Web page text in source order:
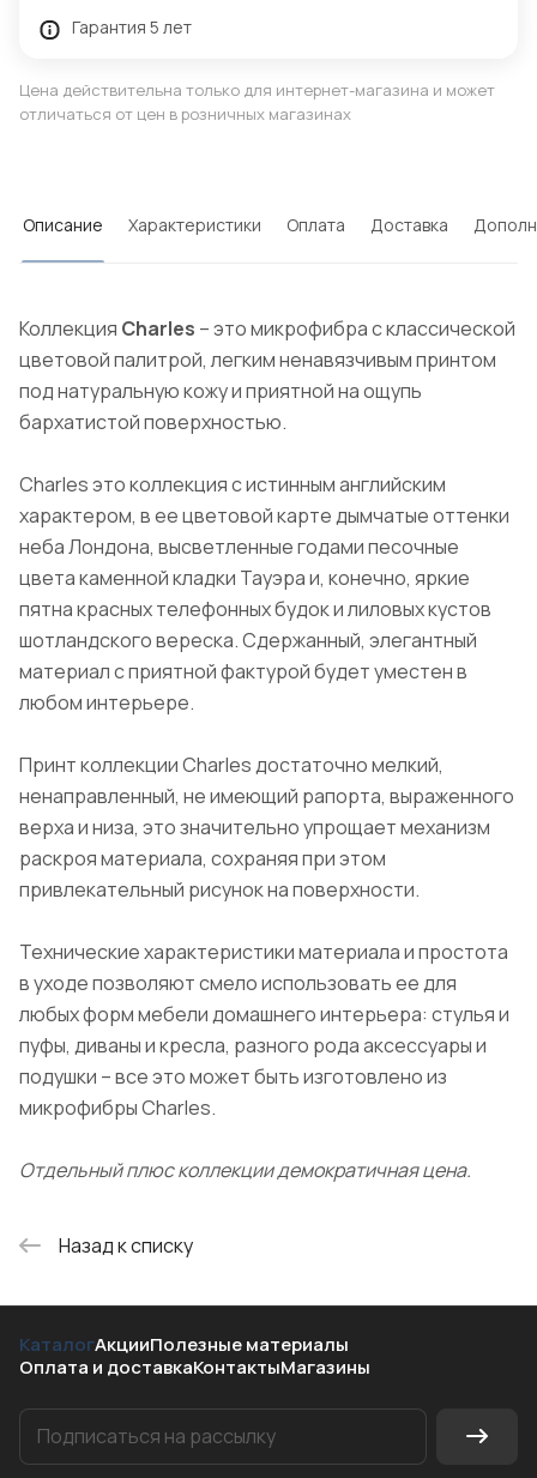
Гарантия 5 лет
Цена действительна только для интернет-магазина и может
отличаться от цен в розничных магазинах
Описание Характеристики Оплата Доставка
Коллекция Charles – это микрофибра с классической
цветовой палитрой, легким ненавязчивым принтом
под натуральную кожу и приятной на ощупь
бархатистой поверхностью.
Charles это коллекция с истинным английским
характером, в ее цветовой карте дымчатые оттенки
неба Лондона, высветленные годами песочные
цвета каменной кладки Тауэра и, конечно, яркие
пятна красных телефонных будок и лиловых кустов
шотландского вереска. Сдержанный, элегантный
материал с приятной фактурой будет уместен в
любом интерьере.
Принт коллекции Charles достаточно мелкий,
ненаправленный, не имеющий рапорта, выраженного
верха и низа, это значительно упрощает механизм
раскроя материала, сохраняя при этом
привлекательный рисунок на поверхности.
Технические характеристики материала и простота
в уходе позволяют смело использовать ее для
любых форм мебели домашнего интерьера: стулья и
пуфы, диваны и кресла, разного рода аксессуары и
подушки – все это может быть изготовлено из
микрофибры Charles.
Отдельный плюс коллекции демократичная цена.
Назад к списку
КаталогАкцииПолезные материалы
Оплата и доставкаКонтактыМагазины